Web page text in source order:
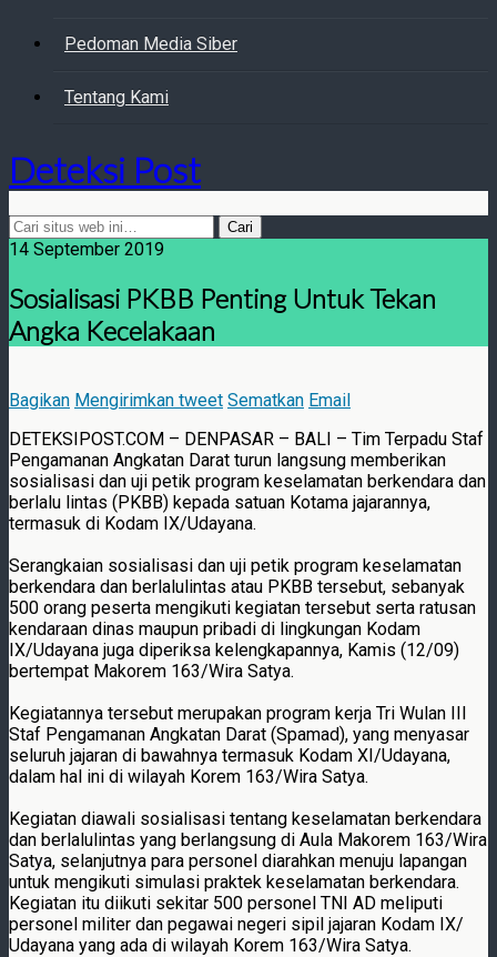
Pedoman Media Siber
Tentang Kami
Deteksi Post
14 September 2019
Sosialisasi PKBB Penting Untuk Tekan
Angka Kecelakaan
Bagikan Mengirimkan tweet Sematkan Email
DETEKSIPOST.COM – DENPASAR – BALI – Tim Terpadu Staf
Pengamanan Angkatan Darat turun langsung memberikan
sosialisasi dan uji petik program keselamatan berkendara dan
berlalu lintas (PKBB) kepada satuan Kotama jajarannya,
termasuk di Kodam IX/Udayana.
Serangkaian sosialisasi dan uji petik program keselamatan
berkendara dan berlalulintas atau PKBB tersebut, sebanyak
500 orang peserta mengikuti kegiatan tersebut serta ratusan
kendaraan dinas maupun pribadi di lingkungan Kodam
IX/Udayana juga diperiksa kelengkapannya, Kamis (12/09)
bertempat Makorem 163/Wira Satya.
Kegiatannya tersebut merupakan program kerja Tri Wulan III
Staf Pengamanan Angkatan Darat (Spamad), yang menyasar
seluruh jajaran di bawahnya termasuk Kodam XI/Udayana,
dalam hal ini di wilayah Korem 163/Wira Satya.
Kegiatan diawali sosialisasi tentang keselamatan berkendara
dan berlalulintas yang berlangsung di Aula Makorem 163/Wira
Satya, selanjutnya para personel diarahkan menuju lapangan
untuk mengikuti simulasi praktek keselamatan berkendara.
Kegiatan itu diikuti sekitar 500 personel TNI AD meliputi
personel militer dan pegawai negeri sipil jajaran Kodam IX/
Udayana yang ada di wilayah Korem 163/Wira Satya.